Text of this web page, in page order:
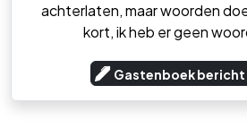
achterlaten, maar woorden
kort, ik heb er geen
Gastenboek bericht